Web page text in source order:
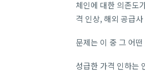
체인에 대한 의존도
격 인상, 해외 공급
문제는 이 중 그 어
성급한 가격 인하는